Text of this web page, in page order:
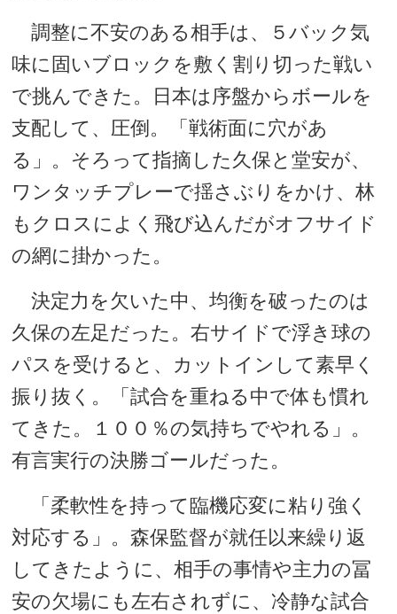
調整に不安のある相手は、５バック気
味に固いブロックを敷く割り切った戦い
で挑んできた。日本は序盤からボールを
支配して、圧倒。「戦術面に穴があ
る」。そろって指摘した久保と堂安が、
ワンタッチプレーで揺さぶりをかけ、林
もクロスによく飛び込んだがオフサイド
の網に掛かった。
決定力を欠いた中、均衡を破ったのは
久保の左足だった。右サイドで浮き球の
パスを受けると、カットインして素早く
振り抜く。「試合を重ねる中で体も慣れ
てきた。１００％の気持ちでやれる」。
有言実行の決勝ゴールだった。
「柔軟性を持って臨機応変に粘り強く
対応する」。森保監督が就任以来繰り返
してきたように、相手の事情や主力の冨
安の欠場にも左右されずに、冷静な試合